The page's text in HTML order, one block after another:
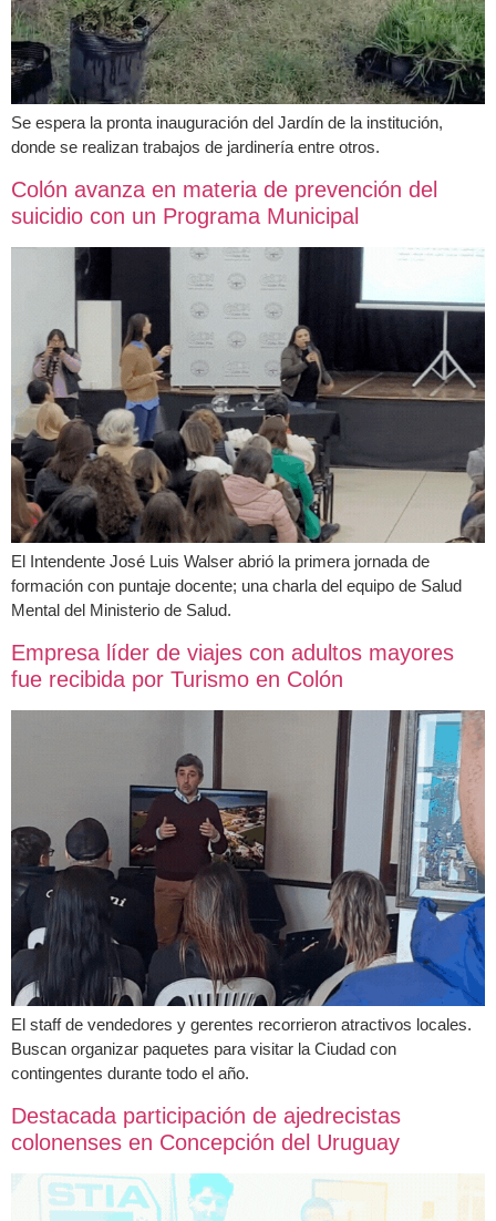
Se espera la pronta inauguración del Jardín de la institución,
donde se realizan trabajos de jardinería entre otros.
Colón avanza en materia de prevención del
suicidio con un Programa Municipal
El Intendente José Luis Walser abrió la primera jornada de
formación con puntaje docente; una charla del equipo de Salud
Mental del Ministerio de Salud.
Empresa líder de viajes con adultos mayores
fue recibida por Turismo en Colón
El staff de vendedores y gerentes recorrieron atractivos locales.
Buscan organizar paquetes para visitar la Ciudad con
contingentes durante todo el año.
Destacada participación de ajedrecistas
colonenses en Concepción del Uruguay